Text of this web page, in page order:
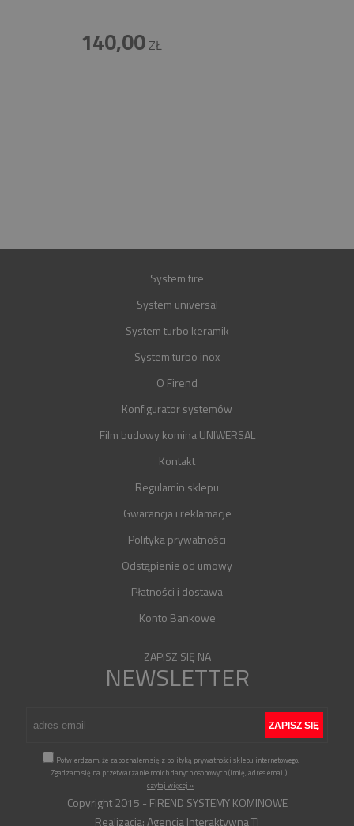
140,00ZŁ
System fire
System universal
System turbo keramik
System turbo inox
O Firend
Konfigurator systemów
Film budowy komina UNIWERSAL
Kontakt
Regulamin sklepu
Gwarancja i reklamacje
Polityka prywatności
Odstąpienie od umowy
Płatności i dostawa
Konto Bankowe
ZAPISZ SIĘ NA
NEWSLETTER
Potwierdzam, że zapoznałem się z polityką prywatności sklepu internetowego.
Zgadzam się na przetwarzanie moich danych osobowych (imię, adres email)...
czytaj więcej »
Copyright 2015 - FIREND SYSTEMY KOMINOWE
Realizacja:Agencja Interaktywna TI